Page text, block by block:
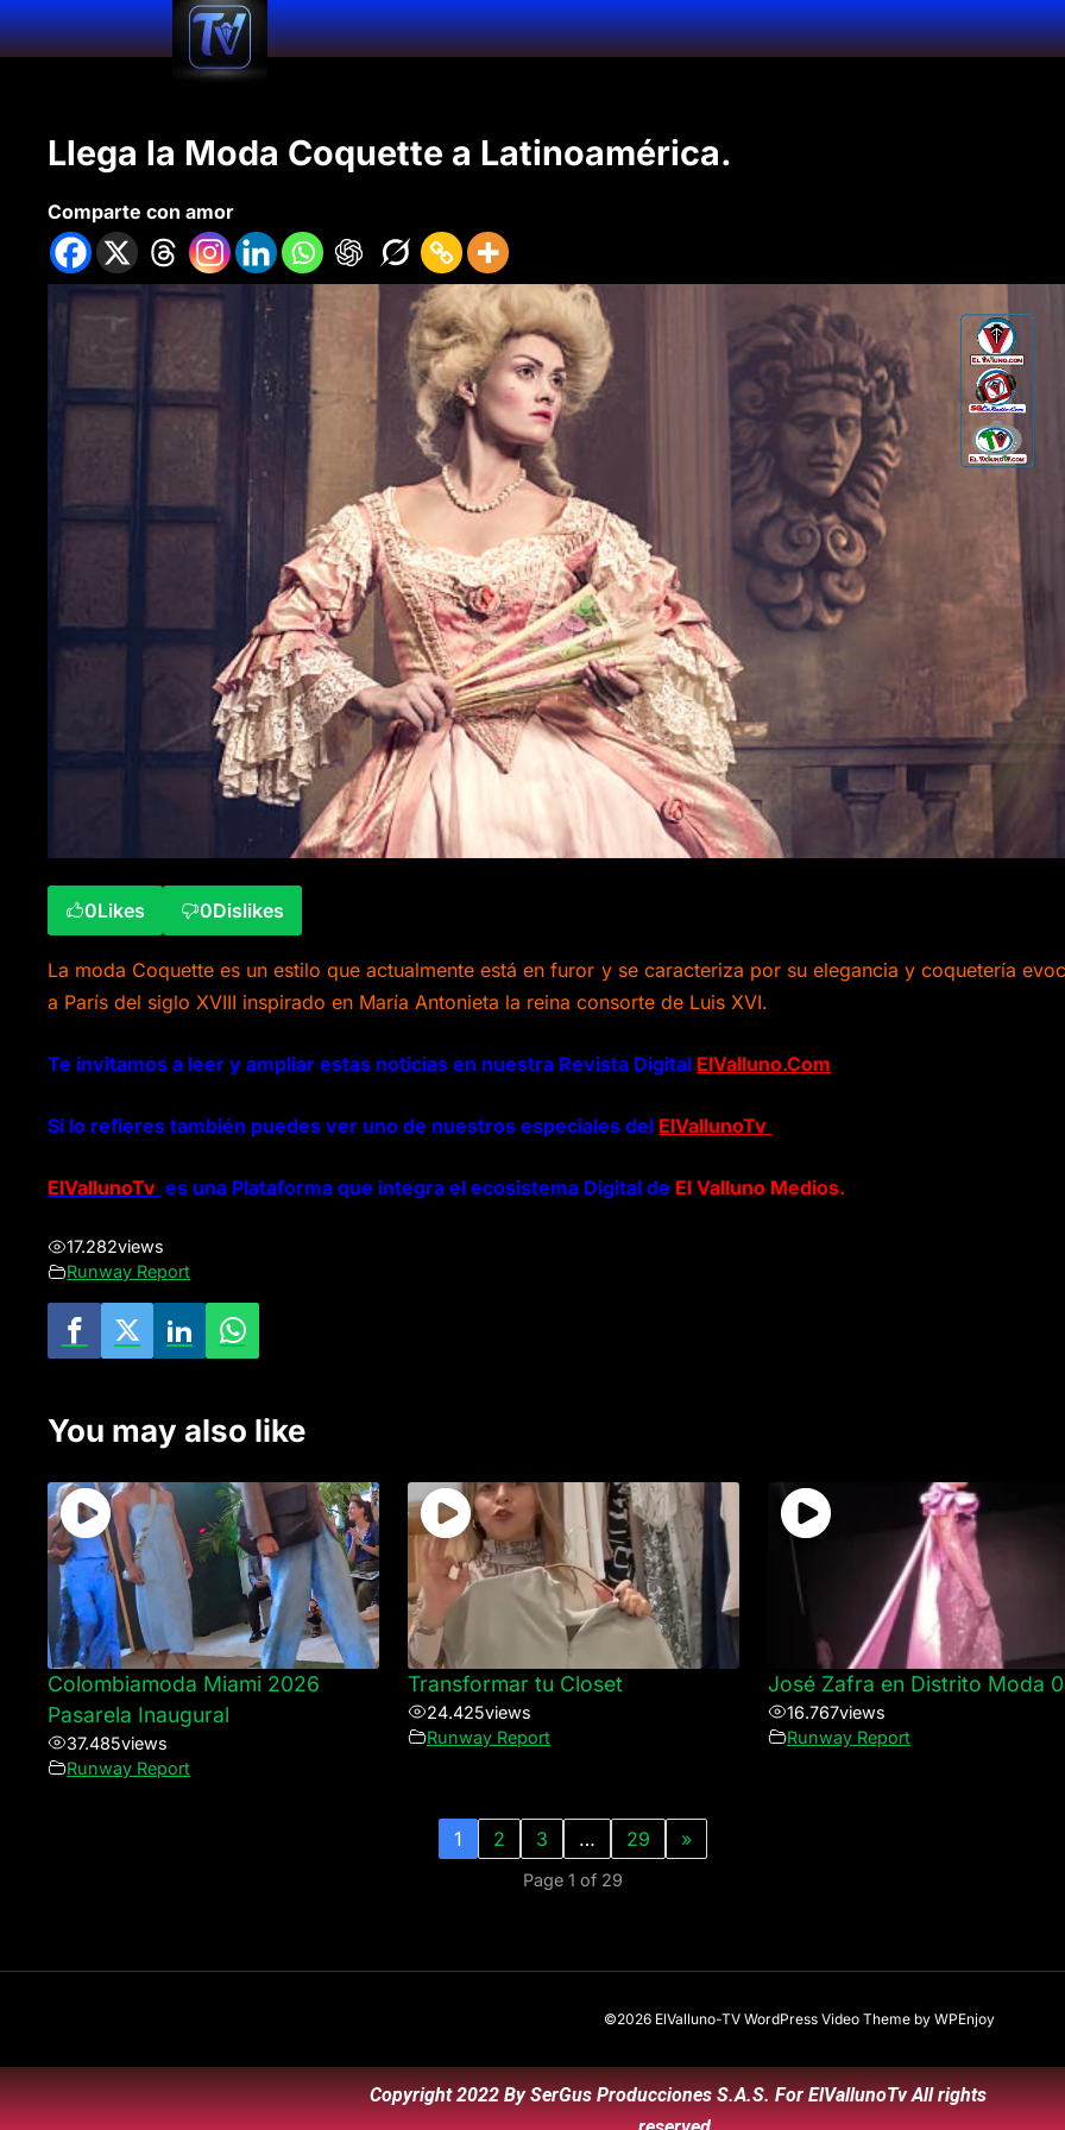
Llega la Moda Coquette a Latinoamérica.
Comparte con amor
0Likes 0Dislikes
La moda Coquette es un estilo que actualmente está en furor y se caracteriza por su elegancia y coquetería
a París del siglo XVIII inspirado en María Antonieta la reina consorte de Luis XVI.
Te invitamos a leer y ampliar estas noticias en nuestra Revista Digital ElValluno.Com
Si lo refieres también puedes ver uno de nuestros especiales del ElVallunoTv
ElVallunoTv es una Plataforma que integra el ecosistema Digital de El Valluno Medios.
17.282views
Runway Report
You may also like
Colombiamoda Miami 2026
Pasarela Inaugural
37.485views
Runway Report
Transformar tu Closet
24.425views
Runway Report
José Zafra en Distrito Moda
16.767views
Runway Report
1 2 3 … 29 »
Page 1 of 29
©2026 ElValluno-TV WordPress Video Themeby WPEnjoy
Copyright 2022 By SerGus Producciones S.A.S. For ElVallunoTv All rights